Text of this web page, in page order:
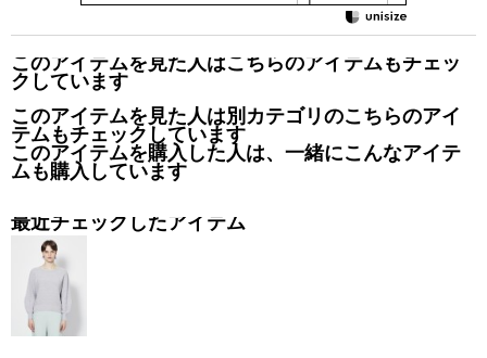
このアイテムを見た人はこちらのアイテムもチェッ
クしています
このアイテムを見た人は別カテゴリのこちらのアイ
テムもチェックしています
このアイテムを購入した人は、一緒にこんなアイテ
ムも購入しています
最近チェックしたアイテム